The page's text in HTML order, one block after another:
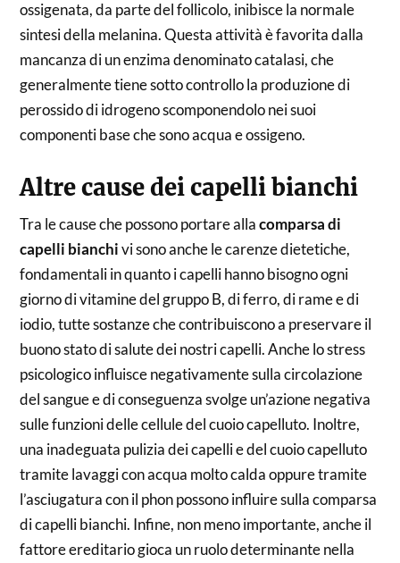
ossigenata, da parte del follicolo, inibisce la normale
sintesi della melanina. Questa attività è favorita dalla
mancanza di un enzima denominato catalasi, che
generalmente tiene sotto controllo la produzione di
perossido di idrogeno scomponendolo nei suoi
componenti base che sono acqua e ossigeno.
Altre cause dei capelli bianchi
Tra le cause che possono portare allacomparsa di
capelli bianchivi sono anche le carenze dietetiche,
fondamentali in quanto i capelli hanno bisogno ogni
giorno di vitamine del gruppo B, di ferro, di rame e di
iodio, tutte sostanze che contribuiscono a preservare il
buono stato di salute dei nostri capelli. Anche lo stress
psicologico influisce negativamente sulla circolazione
del sangue e di conseguenza svolge un’azione negativa
sulle funzioni delle cellule del cuoio capelluto. Inoltre,
una inadeguata pulizia dei capelli e del cuoio capelluto
tramite lavaggi con acqua molto calda oppure tramite
l’asciugatura con il phon possono influire sulla comparsa
di capelli bianchi. Infine, non meno importante, anche il
fattore ereditario gioca un ruolo determinante nella